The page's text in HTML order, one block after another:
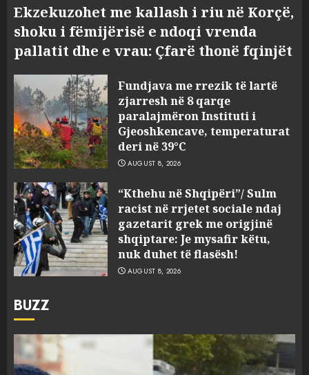
Ekzekuzohet me kallash i riu në Korçë,
shoku i fëmijërisë e ndoqi vrenda
pallatit dhe e vrau: Çfarë thonë fqinjët
Fundjava me rrezik të lartë
zjarresh në 8 qarqe
paralajmëron Instituti i
Gjeoshkencave, temperaturat
deri në 39°C
AUGUST 8, 2026
“Kthehu në Shqipëri”/ Sulm
racist në rrjetet sociale ndaj
gazetarit grek me origjinë
shqiptare: Je mysafir këtu,
nuk duhet të flasësh!
AUGUST 8, 2026
BUZZ